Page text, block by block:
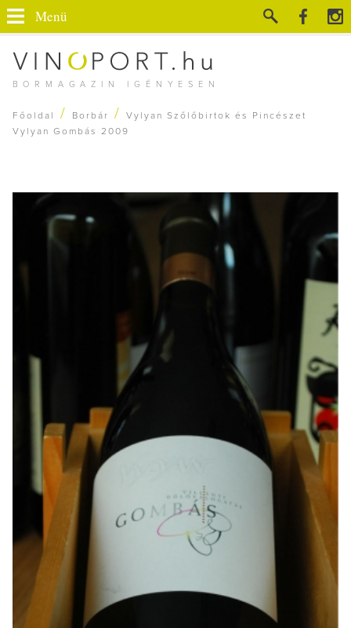
BORMAGAZIN IGÉNYESEN
Menü
Főoldal / Borbár /
Vylyan Szőlőbirtok és Pincészet
Vylyan Gombás 2009